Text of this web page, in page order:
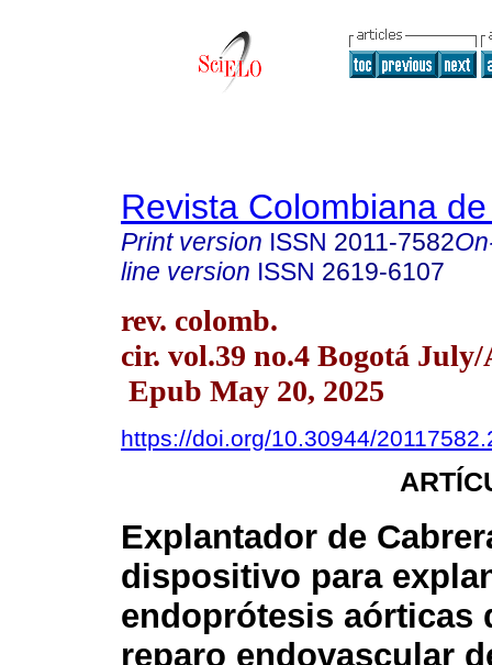
Revista Colombiana
Print version ISSN 2011-7582
line version ISSN 2619-6107
rev. colomb.
cir. vol.39 no.4 Bogotá July/
Epub May 20, 2025
https://doi.org/10.30944/
Explantador de
dispositivo para
endoprótesis aórticas
reparo endovascular